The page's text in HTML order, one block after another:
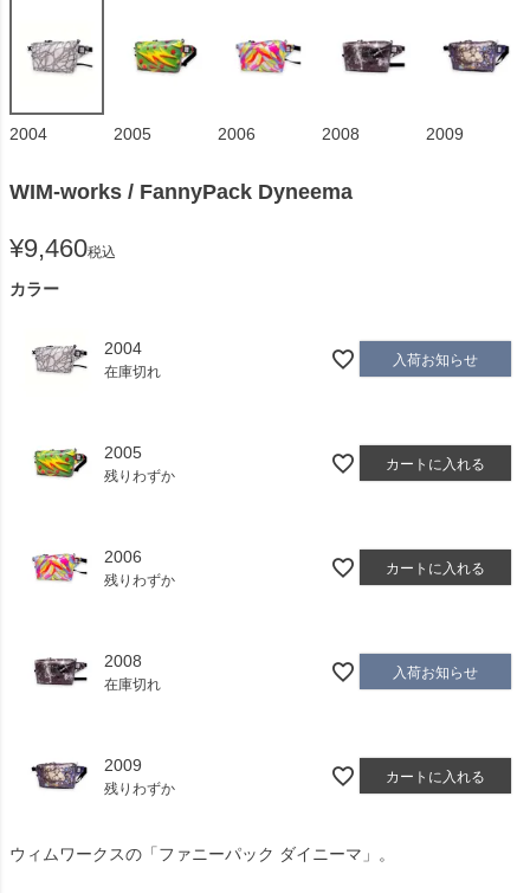
2004 2005 2006 2008 2009
WIM-works / FannyPack Dyneema
¥9,460税込
カラー
2004
在庫切れ
入荷お知らせ
2005
残りわずか
カートに入れる
2006
残りわずか
カートに入れる
2008
在庫切れ
入荷お知らせ
2009
残りわずか
カートに入れる
ウィムワークスの「ファニーパック ダイニーマ」。